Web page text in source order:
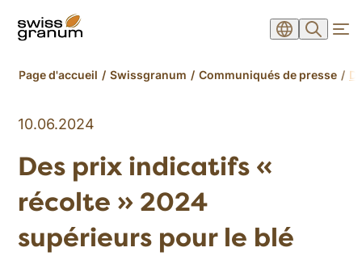
Page d'accueil Swissgranum Communiqués de presse
10.06.2024
Des prix indicatifs «
récolte » 2024
supérieurs pour le blé